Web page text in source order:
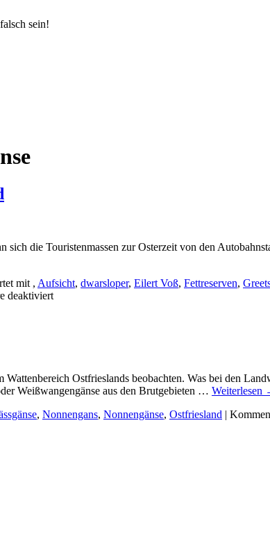
sein!
die Touristenmassen zur Osterzeit von den
mit , Aufsicht, dwarsloper, Eilert Voß, Fettreserven,
deaktiviertfür
Ostfrieslands beobachten. Was bei den
Weißwangengänse aus den Brutgebieten … Weiterlesen
, Nonnengans, Nonnengänse, Ostfriesland |